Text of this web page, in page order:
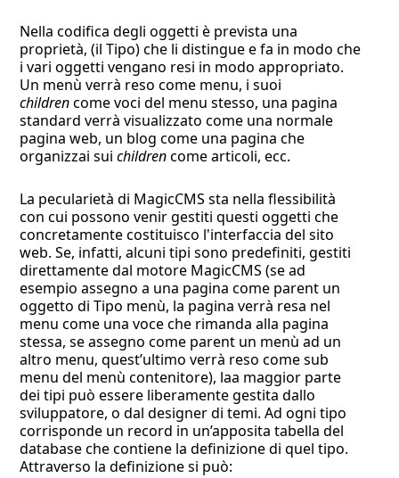
Nella codifica degli oggetti è prevista una
proprietà, (il Tipo) che li distingue e fa in modo che
i vari oggetti vengano resi in modo appropriato.
Un menù verrà reso come menu, i suoi
childrencome voci del menu stesso, una pagina
standard verrà visualizzato come una normale
pagina web, un blog come una pagina che
organizzai sui childrencome articoli, ecc.
La pecularietà di MagicCMS sta nella flessibilità
con cui possono venir gestiti questi oggetti che
concretamente costituisco l'interfaccia del sito
web. Se, infatti, alcuni tipi sono predefiniti, gestiti
direttamente dal motore MagicCMS (se ad
esempio assegno a una pagina come parent un
oggetto di Tipo menù, la pagina verrà resa nel
menu come una voce che rimanda alla pagina
stessa, se assegno come parent un menù ad un
altro menu, quest’ultimo verrà reso come sub
menu del menù contenitore), laa maggior parte
dei tipi può essere liberamente gestita dallo
sviluppatore, o dal designer di temi. Ad ogni tipo
corrisponde un record in un’apposita tabella del
database che contiene la definizione di quel tipo.
Attraverso la definizione si può: